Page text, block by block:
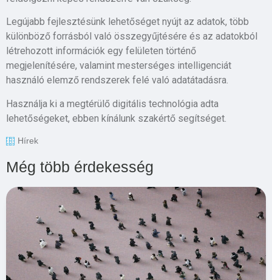
Legújabb fejlesztésünk lehetőséget nyújt az adatok, több
különböző forrásból való összegyűjtésére és az adatokból
létrehozott információk egy felületen történő
megjelenítésére, valamint mesterséges intelligenciát
használó elemző rendszerek felé való adatátadásra.
Használja ki a megtérülő digitális technológia adta
lehetőségeket, ebben kínálunk szakértő segítséget.
Hírek
Még több érdekesség